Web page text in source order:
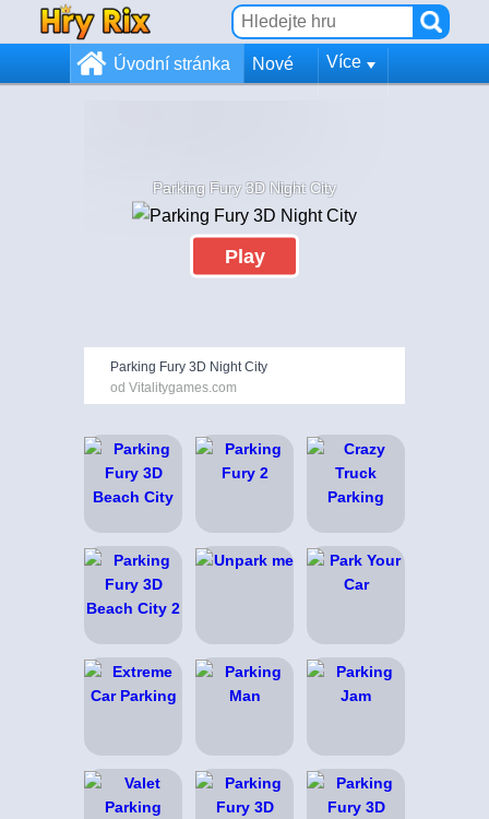
Úvodní stránka Nové Více
Parking Fury 3D Night City
Play
Parking Fury 3D Night City
od Vitalitygames.com